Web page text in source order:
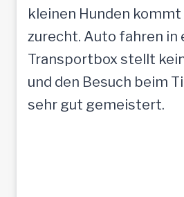
kleinen Hunden
zurecht. Auto fahren in
Transportbox stellt
und den Besuch beim
sehr gut gemeistert.